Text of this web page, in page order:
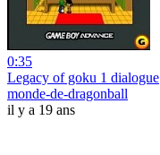
0:35
Legacy of goku 1 dialogue
monde-de-dragonball
il y a 19 ans